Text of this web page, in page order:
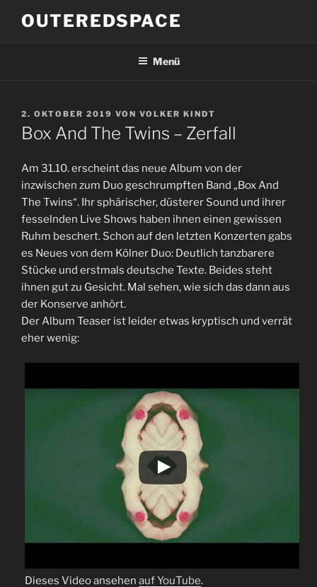
InhaltOUTEREDSPACE
Menü
VERÖFFENTLICHT
AM
2. OKTOBER 2019 VON VOLKER KINDT
Box And The Twins – Zerfall
Am 31.10. erscheint das neue Album von der
inzwischen zum Duo geschrumpften Band „Box And
The Twins“. Ihr sphärischer, düsterer Sound und ihrer
fesselnden Live Shows haben ihnen einen gewissen
Ruhm beschert. Schon auf den letzten Konzerten gabs
es Neues von dem Kölner Duo: Deutlich tanzbarere
Stücke und erstmals deutsche Texte. Beides steht
ihnen gut zu Gesicht. Mal sehen, wie sich das dann aus
der Konserve anhört.
Der Album Teaser ist leider etwas kryptisch und verrät
eher wenig:
Dieses Video ansehen auf YouTube.